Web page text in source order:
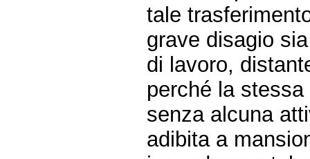
tale
grave disagio
di lavoro,
perché la
senza alcuna
adibita a